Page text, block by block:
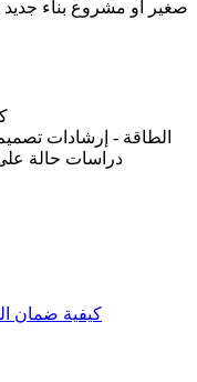
صغير أو مشروع بناء
الطاقة - إرشادات
دراسات حالة
كيفية ضمان